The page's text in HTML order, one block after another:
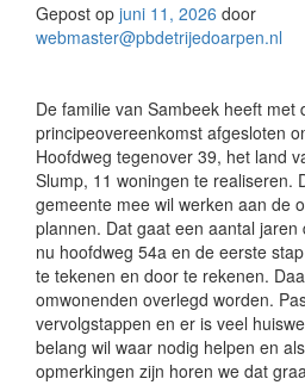
Gepost op juni 11, 2026 door
webmaster@pbdetrijedoarpen.nl
De familie van Sambeek heeft met
principeovereenkomst afgesloten
Hoofdweg tegenover 39, het land
Slump, 11 woningen te realiseren.
gemeente mee wil werken aan de
plannen. Dat gaat een aantal
nu hoofdweg 54a en de eerste
te tekenen en door te rekenen.
omwonenden overlegd worden.
vervolgstappen en er is veel
belang wil waar nodig helpen en
opmerkingen zijn horen we dat